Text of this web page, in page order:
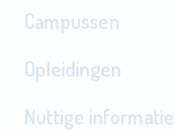
Campussen
Opleidingen
Nuttige informatie